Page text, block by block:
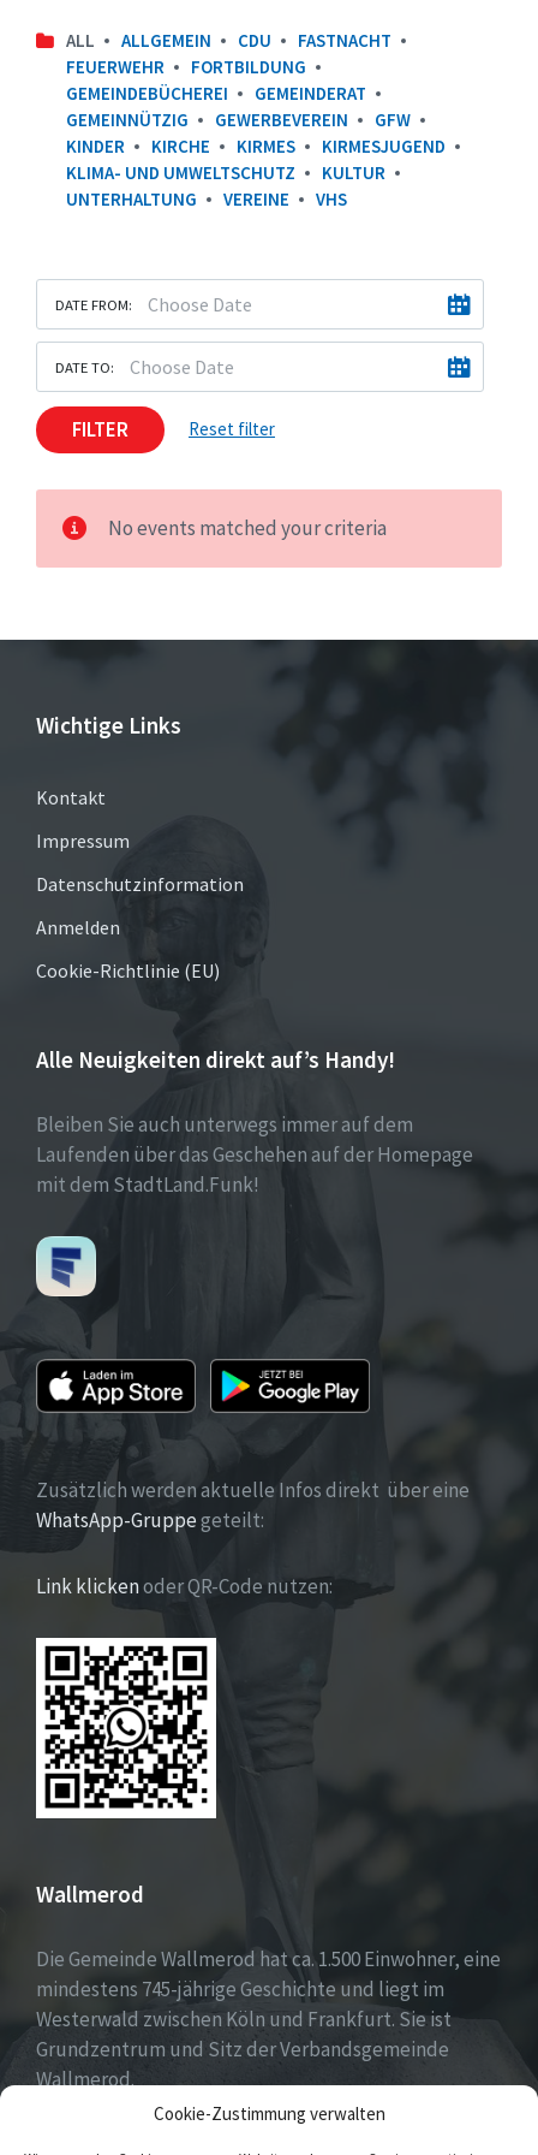
Cookie-Zustimmung verwalten
ALL ALLGEMEIN CDU
FASTNACHT
FEUERWEHR
FORTBILDUNG
GEMEINDEBÜCHEREI
GEMEINDERAT
GEMEINNÜTZIG
GEWERBEVEREIN
GFW
KINDER
KIRCHE KIRMES
KIRMESJUGEND
KLIMA- UND UMWELTSCHUTZ
KULTUR
UNTERHALTUNG
VEREINE VHS
DATE FROM:
DATE TO:
FILTER Reset filter
No events matched your criteria
Wichtige Links
Kontakt
Impressum
Datenschutzinformation
Anmelden
Cookie-Richtlinie (EU)
Alle Neuigkeiten direkt auf’s Handy!
Bleiben Sie auch unterwegs immer auf dem
Laufenden über das Geschehen auf der Homepage
mit dem StadtLand.Funk!
Zusätzlich werden aktuelle Infos direkt über eine
WhatsApp-Gruppegeteilt:
Link klickenoder QR-Code nutzen:
Wallmerod
Die Gemeinde Wallmerod hat ca. 1.500 Einwohner, eine
mindestens 745-jährige Geschichte und liegt im
Westerwald zwischen Köln und Frankfurt. Sie ist
Grundzentrum und Sitz der Verbandsgemeinde
Wallmerod.